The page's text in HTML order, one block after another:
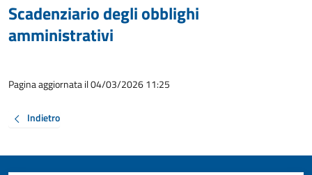
Scadenziario degli obblighi
amministrativi
Pagina aggiornata il 04/03/2026 11:25
Indietro